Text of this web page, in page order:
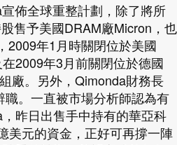
佈全球重整計劃，除了將所
售予美國DRAM廠Micron，也
2009年1月時關閉位於美國
2009年3月前關閉位於德國
廠。另外，Qimonda財務長
。一直被市場分析師認為有
昨日出售手中持有的華亞科
美元的資金，正好可再撐一陣